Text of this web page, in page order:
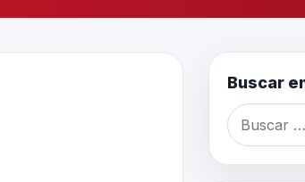
Buscar